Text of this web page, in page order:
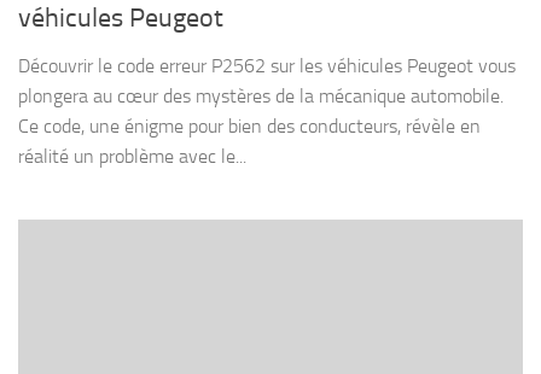
véhicules Peugeot
Découvrir le code erreur P2562 sur les véhicules Peugeot vous
plongera au cœur des mystères de la mécanique automobile.
Ce code, une énigme pour bien des conducteurs, révèle en
réalité un problème avec le...